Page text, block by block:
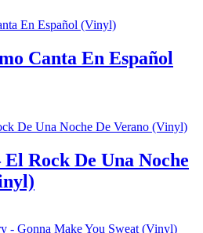
Canta En Español
Rock De Una Noche